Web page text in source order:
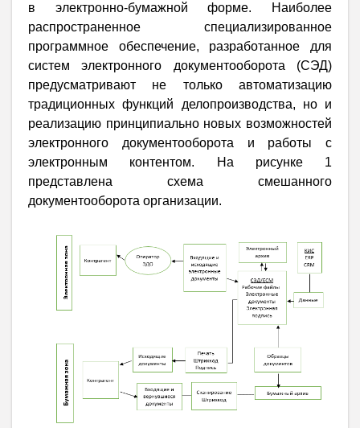
в электронно-бумажной форме. Наиболее
распространенное специализированное
программное обеспечение, разработанное для
систем электронного документооборота (СЭД)
предусматривают не только автоматизацию
традиционных функций делопроизводства, но и
реализацию принципиально новых возможностей
электронного документооборота и работы с
электронным контентом. На рисунке 1
представлена схема смешанного
документооборота организации.